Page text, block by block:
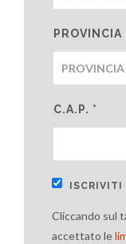
PROVINCIA
C.A.P. *
ISCRIVITI
Cliccando sul
accettato le